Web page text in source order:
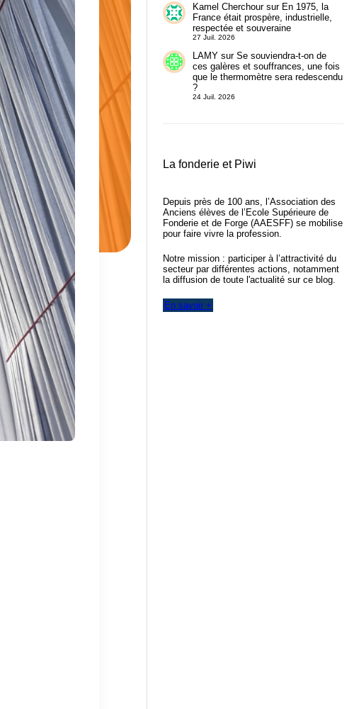
Kamel Cherchoursur En 1975, la
France était prospère, industrielle,
respectée et souveraine
27 Juil. 2026
LAMYsur Se souviendra-t-on de
ces galères et souffrances, une fois
que le thermomètre sera redescendu
?
24 Juil. 2026
La fonderie et Piwi
Depuis près de 100 ans, l’Association des
Anciens élèves de l’Ecole Supérieure de
Fonderie et de Forge (AAESFF) se mobilise
pour faire vivre la profession.
Notre mission : participer à l’attractivité du
secteur par différentes actions, notamment
la diffusion de toute l'actualité sur ce blog.
En savoir +